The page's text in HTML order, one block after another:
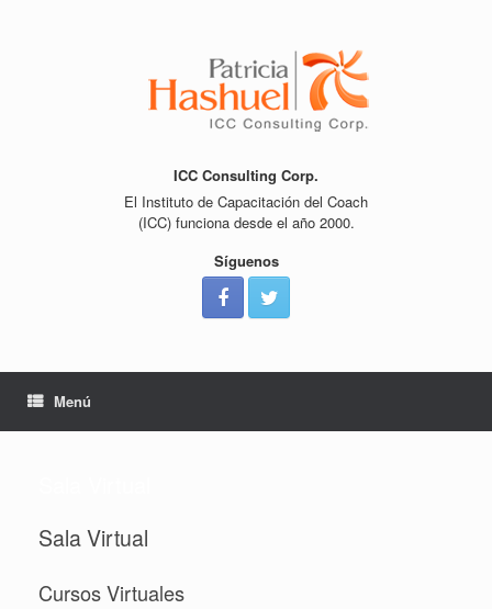
ICC Consulting Corp.
El Instituto de Capacitación del Coach
(ICC) funciona desde el año 2000.
Síguenos
Menú
Sala Virtual
Cursos Virtuales